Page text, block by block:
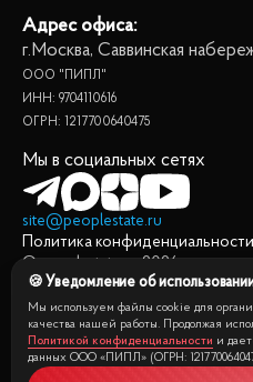
Адрес офиса:
г.Москва, Саввинская
ООО "ПИПЛ"
ИНН: 9704110616
ОГРН: 1217700640475
Мы в социальных сетях
site@peoplestate.ru
Политика конфиденциальности
© peoplestate.ru 2026
Представленная на сайте
квартир, носит
публичной офертой. Условия
изменены собственником без
🍪 Уведомление об
Мы используем файлы cookie для
качества нашей работы. Продолжая
Политикой конфиденциальности и
данных ООО «ПИПЛ» (ОГРН: